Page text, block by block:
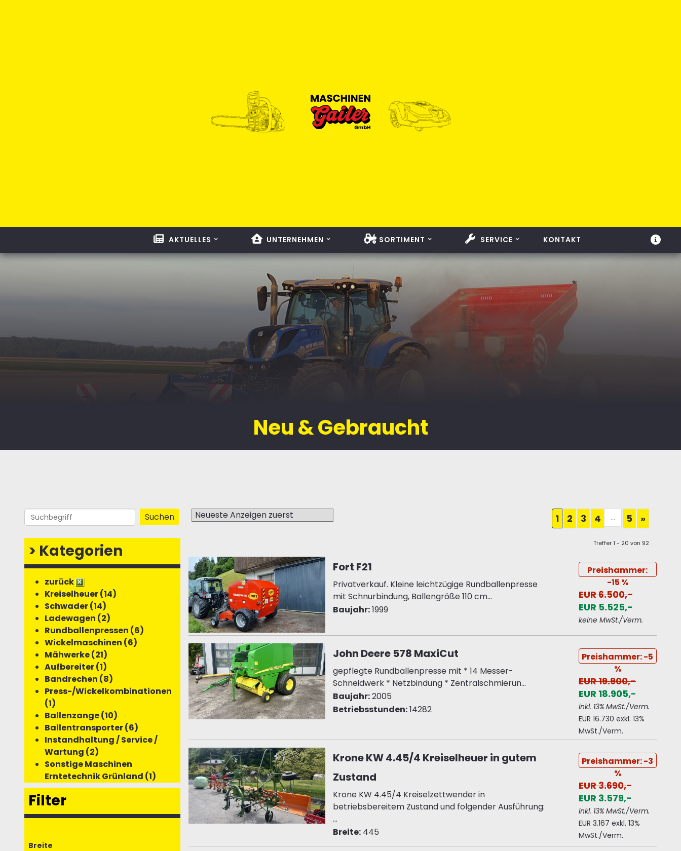
AKTUELLES UNTERNEHMEN SORTIMENT SERVICE KONTAKT
Neu & Gebraucht
> Kategorien
zurück
Kreiselheuer (14)
Schwader (14)
Ladewagen (2)
Rundballenpressen (6)
Wickelmaschinen (6)
Mähwerke (21)
Aufbereiter (1)
Bandrechen (8)
Press-/Wickelkombinationen
(1)
Ballenzange (10)
Ballentransporter (6)
Instandhaltung / Service /
Wartung (2)
Sonstige Maschinen
Erntetechnik Grünland (1)
Filter
Breite
1 2 3 4 ... 5 »
Treffer 1 - 20 von 92
Fort F21
Privatverkauf. Kleine leichtzügige Rundballenpresse
mit Schnurbindung, Ballengröße 110 cm...
Baujahr:1999
Preishammer:
-15 %
EUR 6.500,-
EUR 5.525,-
keine MwSt./Verm.
John Deere 578 MaxiCut
gepflegte Rundballenpresse mit * 14 Messer-
Schneidwerk * Netzbindung * Zentralschmierun...
Baujahr:2005
Betriebsstunden:14282
Preishammer: -5
%
EUR 19.900,-
EUR 18.905,-
inkl. 13% MwSt./Verm.
EUR 16.730 exkl. 13%
MwSt./Verm.
Krone KW 4.45/4 Kreiselheuer in gutem
Zustand
Krone KW 4.45/4 Kreiselzettwender in
betriebsbereitem Zustand und folgender Ausführung:
...
Breite:445
Preishammer: -3
%
EUR 3.690,-
EUR 3.579,-
inkl. 13% MwSt./Verm.
EUR 3.167 exkl. 13%
MwSt./Verm.